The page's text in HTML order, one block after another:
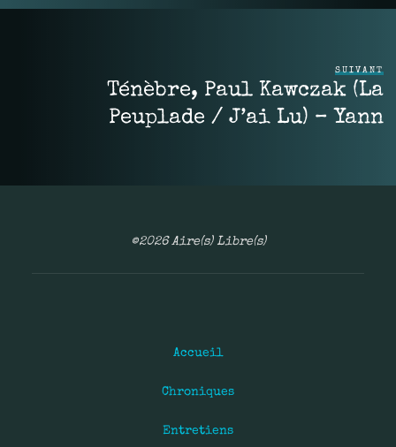
SUIVANT
Ténèbre, Paul Kawczak (La
Peuplade / J’ai Lu) – Yann
©2026 Aire(s) Libre(s)
Accueil
Chroniques
Entretiens